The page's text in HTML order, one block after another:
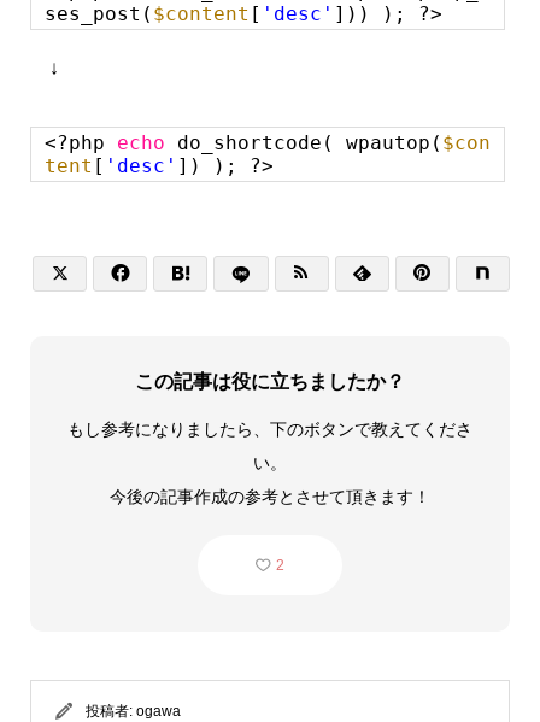
ses_post( $content [ 'desc' ])) ); ?>
↓
<?php echo do_shortcode( wpautop( $con
tent [ 'desc' ]) ); ?>
     
この記事は役に立ちましたか？
もし参考になりましたら、下のボタンで教えてくださ
い。
今後の記事作成の参考とさせて頂きます！
2
投稿者: ogawa